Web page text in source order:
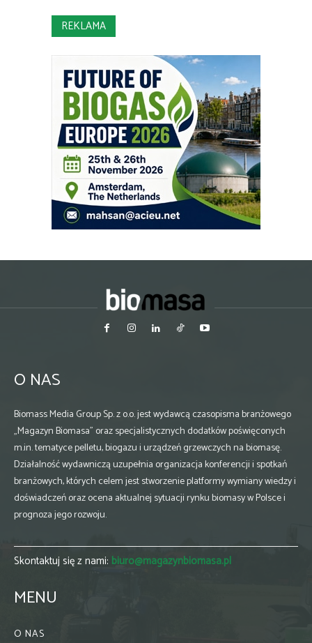
REKLAMA
O NAS
Biomass Media Group Sp. z o.o. jest wydawcą czasopisma branżowego
„Magazyn Biomasa” oraz specjalistycznych dodatków poświęconych
m.in. tematyce pelletu, biogazu i urządzeń grzewczych na biomasę.
Działalność wydawniczą uzupełnia organizacja konferencji i spotkań
branżowych, których celem jest stworzenie platformy wymiany wiedzy i
doświadczeń oraz ocena aktualnej sytuacji rynku biomasy w Polsce i
prognoza jego rozwoju.
Skontaktuj się z nami: biuro@magazynbiomasa.pl
MENU
O NAS